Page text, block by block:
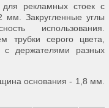
для рекламных стоек с
мм. Закругленные углы
использования.
трубки серого цвета,
с держателями разных
основания - 1,8 мм.